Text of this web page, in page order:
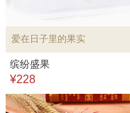
爱在日子里的果实
缤纷盛果
¥228